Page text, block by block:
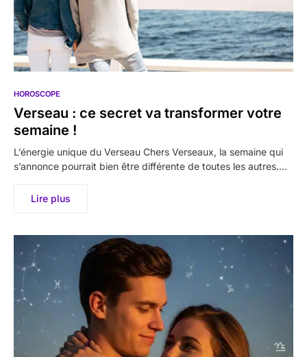
HOROSCOPE
Verseau : ce secret va transformer votre
semaine !
L’énergie unique du Verseau Chers Verseaux, la semaine qui
s’annonce pourrait bien être différente de toutes les autres.…
Lire plus